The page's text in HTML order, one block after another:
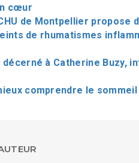
cœur
de Montpellier propose
de rhumatismes
décerné à Catherine Buzy,
comprendre le